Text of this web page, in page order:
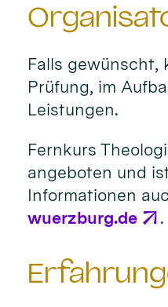
Falls gewünscht,
Prüfung, im
Leistungen.
Fernkurs
angeboten und
Informationen
wuerzburg.de
.